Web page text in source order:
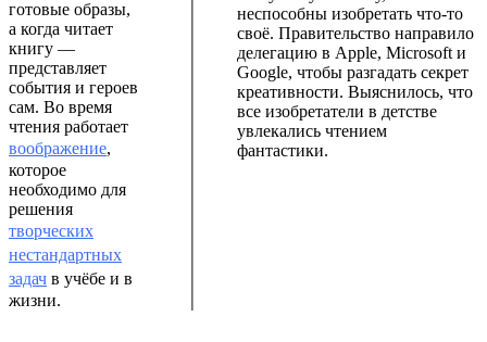
готовые образы,
а когда читает
книгу —
представляет
события и героев
сам. Во время
чтения работает
воображение,
которое
необходимо для
решения
творческих
нестандартных
задач в учёбе и в
жизни.
неспособны изобретать что-то
своё. Правительство направило
делегацию в Apple, Microsoft и
Google, чтобы разгадать секрет
креативности. Выяснилось, что
все изобретатели в детстве
увлекались чтением
фантастики.